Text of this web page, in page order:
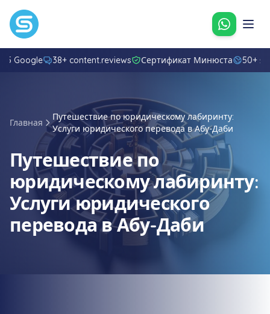
5 Google 38+ content.reviews Сертификат Минюста 50+
Главная
Путешествие по юридическому лабиринту:
Услуги юридического перевода в Абу-Даби
Путешествие по
юридическому лабиринту:
Услуги юридического
перевода в Абу-Даби